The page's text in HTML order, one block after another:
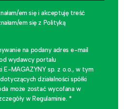
em się i akceptuję treść
em się z Polityką
na podany adres e-mail
wydawcy portalu
E-MAGAZYNY sp. z o.o., w tym
działalności spółki
może zostać wycofana w
w Regulaminie. *